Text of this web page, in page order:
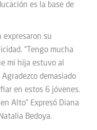
es la base de
expresaron su
“Tengo mucha
mi hija estuvo al
demasiado
en estos 6 jóvenes.
Alto” Expresó Diana
Bedoya.